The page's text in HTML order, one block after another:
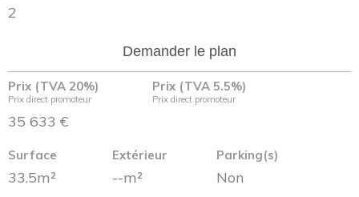
2
Demander le plan
Prix (TVA 20%)
Prix direct promoteur
35 633 €
Prix (TVA 5.5%)
Prix direct promoteur
Surface
33.5m²
Extérieur
--m²
Parking(s)
Non